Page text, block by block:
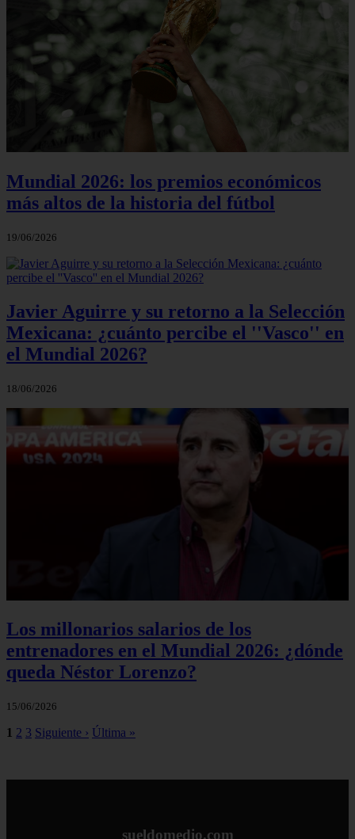
Mundial 2026: los premios económicos
más altos de la historia del fútbol
19/06/2026
Javier Aguirre y su retorno a la Selección
Mexicana: ¿cuánto percibe el ''Vasco'' en
el Mundial 2026?
18/06/2026
Los millonarios salarios de los
entrenadores en el Mundial 2026: ¿dónde
queda Néstor Lorenzo?
15/06/2026
1 2 3 Siguiente › Última »
sueldomedio.com